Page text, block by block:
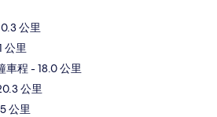
公里
公里
車程 - 18.0 公里
公里
公里